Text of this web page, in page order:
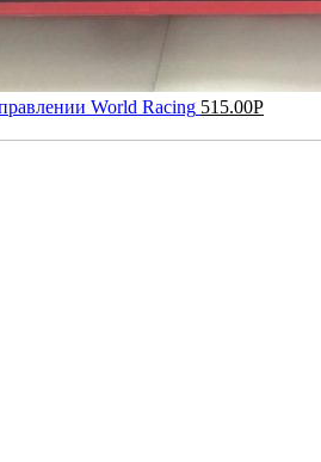
World Racing 515.00Р